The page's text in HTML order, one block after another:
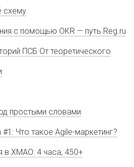
схему
с помощью OKR — путь Reg.ru
ПСБ От теоретического
простыми словами
Что такое Agile-маркетинг?
в ХМАО: 4 часа, 450+